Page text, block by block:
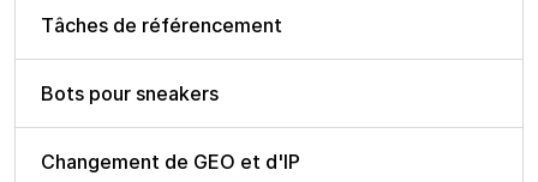
Tâches de référencement
Bots pour sneakers
Changement de GEO et d'IP